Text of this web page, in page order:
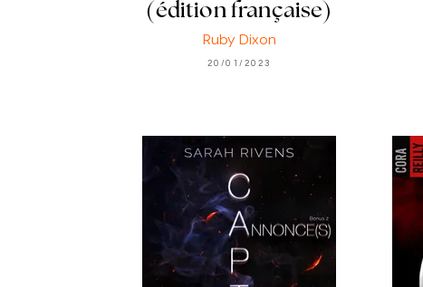
(édition française)
Ruby Dixon
20/01/2023